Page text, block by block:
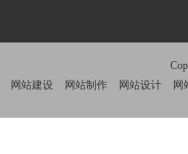
网站建设 网站制作 网站设计 网